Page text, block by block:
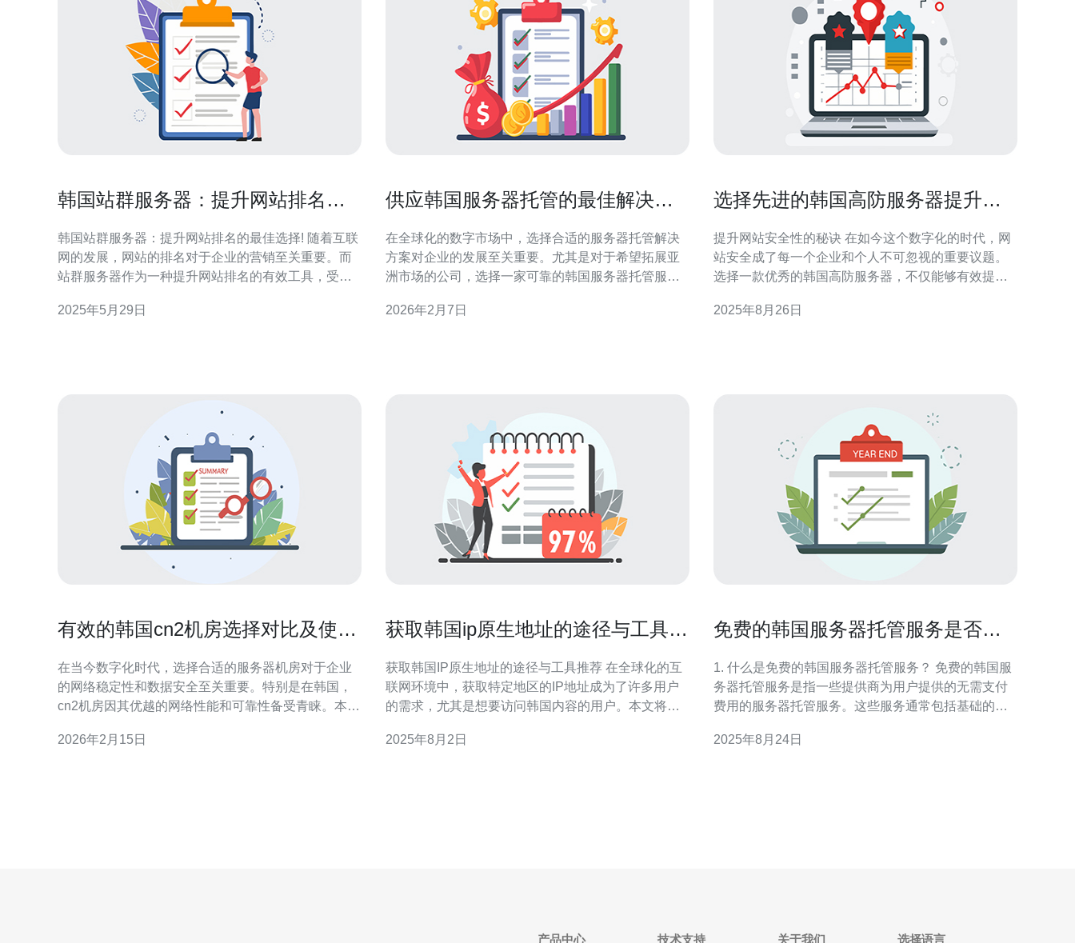
韩国站群服务器：提升网站排名的
韩国站群服务器：提升网站排名的最佳选择! 随着互联
网的发展，网站的排名对于企业的营销至关重要。而
站群服务器作为一种提升网站排名的有效工具，受到
群服务器备受推崇，被认为是提升网站排名的最佳选
2025年5月29日
供应韩国服务器托管的最佳解决方
在全球化的数字市场中，选择合适的服务器托管解决
方案对企业的发展至关重要。尤其是对于希望拓展亚
洲市场的公司，选择一家可靠的韩国服务器托管服务
本文将深入探讨如何选择最佳的服务器托管解决方
2026年2月7日
选择先进的韩国高防服务器提升网
提升网站安全性的秘诀 在如今这个数字化的时代，网
站安全成了每一个企业和个人不可忽视的重要议题。
选择一款优秀的韩国高防服务器，不仅能够有效提升
选择先进的高防服务器带来的三大精华： 1. 防御网络
2025年8月26日
有效的韩国cn2机房选择对比及使用
在当今数字化时代，选择合适的服务器机房对于企业
的网络稳定性和数据安全至关重要。特别是在韩国，
cn2机房因其优越的网络性能和可靠性备受青睐。本文
并提供使用建议，帮助用户找到最适合自身需求的方
2026年2月15日
获取韩国ip原生地址的途径与工具推
获取韩国IP原生地址的途径与工具推荐 在全球化的互
联网环境中，获取特定地区的IP地址成为了许多用户
的需求，尤其是想要访问韩国内容的用户。本文将为
您轻松实现这一目标。 以下是我们为您精选的三大精
2025年8月2日
免费的韩国服务器托管服务是否值
1. 什么是免费的韩国服务器托管服务？ 免费的韩国服
务器托管服务是指一些提供商为用户提供的无需支付
费用的服务器托管服务。这些服务通常包括基础的网
网站或应用。虽然名为“免费”，但这些服务可能会有一
2025年8月24日
产品中心 技术支持 关于我们 选择语言